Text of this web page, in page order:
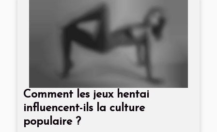
Comment les jeux hentai
influencent-ils la culture
populaire ?